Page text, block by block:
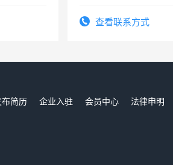
查看联系方式
布简历 企业入驻 会员中心
法律申明